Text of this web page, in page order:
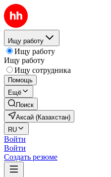
Ищу работу
Ищу работу
Ищу работу
Ищу сотрудника
Помощь
Ещё
Поиск
Аксай (Казахстан)
RU
Войти
Войти
Создать резюме